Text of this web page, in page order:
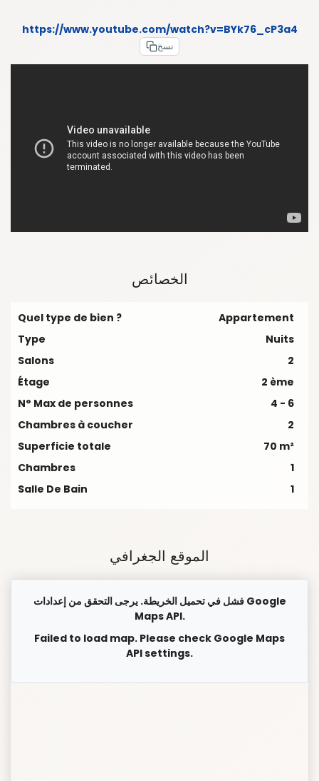
https://www.youtube.com/watch?v=BYk76_cP3a4
نسخ
الخصائص
Quel type de bien ?
Appartement
Type
Nuits
Salons
2
Étage
2 ème
N° Max de personnes
4 - 6
Chambres à coucher
2
Superficie totale
70 m²
Chambres
1
Salle De Bain
1
الموقع الجغرافي
فشل في تحميل الخريطة. يرجى التحقق من إعدادات Google
Maps API.
Failed to load map. Please check Google Maps
API settings.